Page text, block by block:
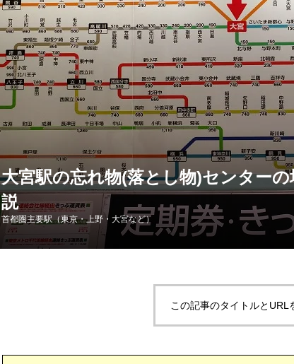
大宮駅の忘れ物(落とし物)センター
説
首都圏主要駅（東京・上野・大宮など）
この記事のタイトルとURL